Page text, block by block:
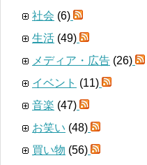
社会 (6)
生活 (49)
メディア・広告 (26)
イベント (11)
音楽 (47)
お笑い (48)
買い物 (56)